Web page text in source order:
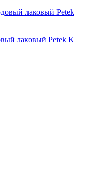
лаковый Petek K